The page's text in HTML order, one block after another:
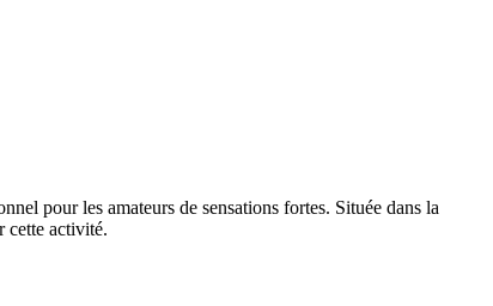
pour les amateurs de sensations fortes. Située dans la
cette activité.